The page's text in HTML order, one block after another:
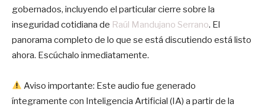
gobernados, incluyendo el particular cierre sobre la
inseguridad cotidiana de Raúl Mandujano Serrano. El
panorama completo de lo que se está discutiendo está listo
ahora. Escúchalo inmediatamente.
Aviso importante: Este audio fue generado
íntegramente con Inteligencia Artificial (IA) a partir de la